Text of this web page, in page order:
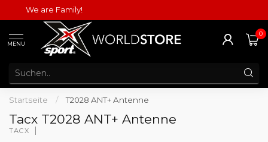
We are Family!
MENU
0
Startseite / T2028 ANT+ Antenne
Tacx T2028 ANT+ Antenne
TACX